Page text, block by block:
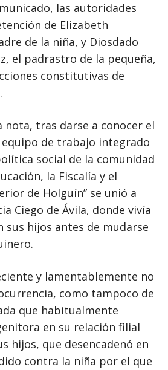
las autoridades
de Elizabeth
de la niña, y Diosdado
el padrastro de la pequeña,
constitutivas de
nota, tras darse a conocer el
de trabajo integrado
social de la comunidad
la Fiscalía y el
de Holguín” se unió a
Ciego de Ávila, donde vivía
sus hijos antes de mudarse
y lamentablemente no
como tampoco de
que habitualmente
en su relación filial
hijos, que desencadenó en
contra la niña por el que